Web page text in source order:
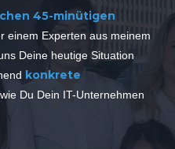
45-minütigen
einem Experten aus meinem
Deine heutige Situation
konkrete
, wie Du Dein IT-Unternehmen